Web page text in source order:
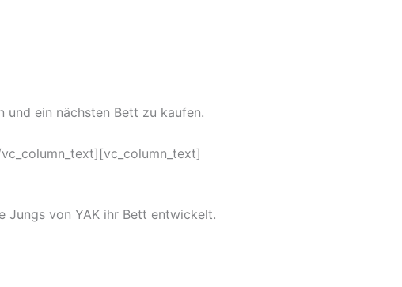
und ein nächsten Bett zu kaufen.
Jungs von YAK ihr Bett entwickelt.